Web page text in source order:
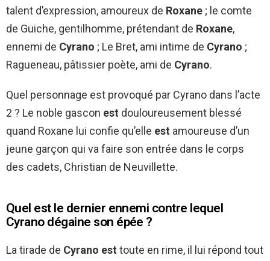
talent d’expression, amoureux de Roxane ; le comte
de Guiche, gentilhomme, prétendant de Roxane,
ennemi de Cyrano ; Le Bret, ami intime de Cyrano ;
Ragueneau, pâtissier poète, ami de Cyrano.
Quel personnage est provoqué par Cyrano dans l’acte
2 ? Le noble gascon est douloureusement blessé
quand Roxane lui confie qu’elle est amoureuse d’un
jeune garçon qui va faire son entrée dans le corps
des cadets, Christian de Neuvillette.
Quel est le dernier ennemi contre lequel
Cyrano dégaine son épée ?
La tirade de Cyrano est toute en rime, il lui répond tout